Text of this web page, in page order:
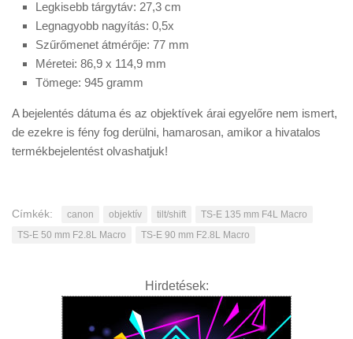
Legkisebb tárgytáv: 27,3 cm
Legnagyobb nagyítás: 0,5x
Szűrőmenet átmérője: 77 mm
Méretei: 86,9 x 114,9 mm
Tömege: 945 gramm
A bejelentés dátuma és az objektívek árai egyelőre nem ismert,
de ezekre is fény fog derülni, hamarosan, amikor a hivatalos
termékbejelentést olvashatjuk!
Címkék: canon objektív tilt/shift
TS-E 135 mm F4L Macro
TS-E 50 mm F2.8L Macro
TS-E 90 mm F2.8L Macro
Hirdetések: